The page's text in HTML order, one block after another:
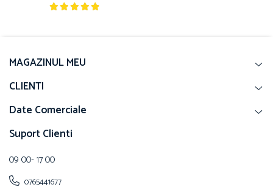
MAGAZINUL MEU
CLIENTI
Date Comerciale
Suport Clienti
09 00- 17 00
0765441677